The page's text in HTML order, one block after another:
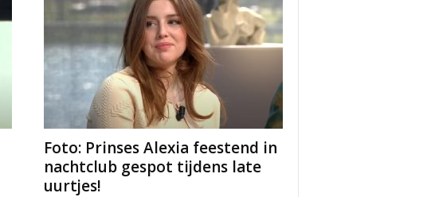
Foto: Prinses Alexia feestend in
nachtclub gespot tijdens late
uurtjes!